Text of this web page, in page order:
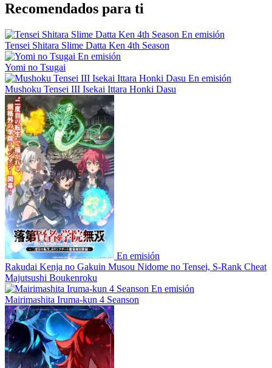
Recomendados para ti
En emisión
Tensei Shitara Slime Datta Ken 4th Season
En emisión
Yomi no Tsugai
En emisión
Mushoku Tensei III Isekai Ittara Honki Dasu
En emisión
Rakudai Kenja no Gakuin Musou Nidome no Tensei, S-Rank Cheat
Majutsushi Boukenroku
En emisión
Mairimashita Iruma-kun 4 Seanson